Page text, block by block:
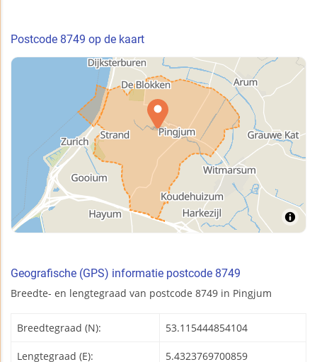
Postcode 8749 op de kaart
Geografische (GPS) informatie postcode 8749
Breedte- en lengtegraad van postcode 8749 in Pingjum
Breedtegraad (N): 53.115444854104
Lengtegraad (E): 5.4323769700859